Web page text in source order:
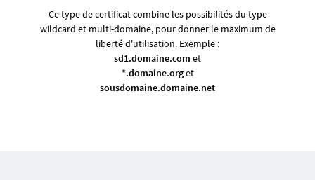
Ce type de certificat combine les possibilités du type
wildcard et multi-domaine, pour donner le maximum de
liberté d'utilisation. Exemple :
sd1.domaine.com et
*.domaine.orget
sousdomaine.domaine.net